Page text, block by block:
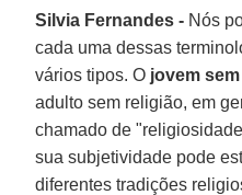
Silvia Fernandes - Nós
cada uma dessas
vários tipos. O jovem
adulto sem religião, em
chamado de
sua subjetividade pode
diferentes tradições